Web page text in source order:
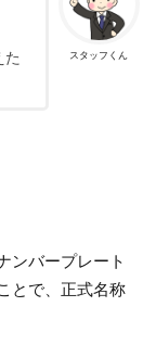
スタッフくん
た
ンバープレート
とで、正式名称